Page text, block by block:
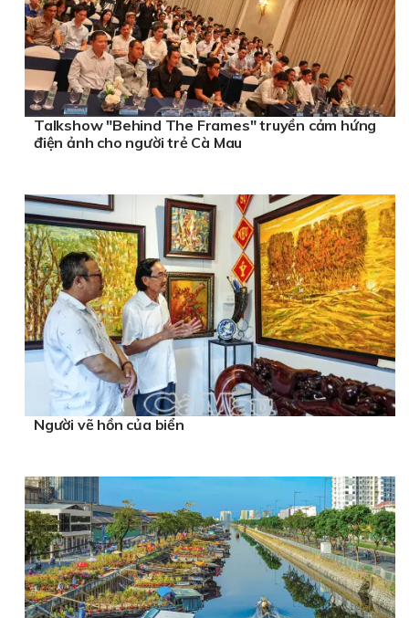
Talkshow "Behind The Frames" truyền cảm hứng
điện ảnh cho người trẻ Cà Mau
Người vẽ hồn của biển